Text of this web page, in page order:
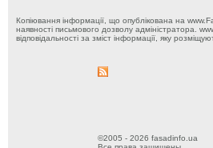
Копіювання інформації, що опублікована на
наявності письмового дозволу адміністратора.
відповідальності за зміст інформації, яку
©2005 - 2026 fasadinfo.ua